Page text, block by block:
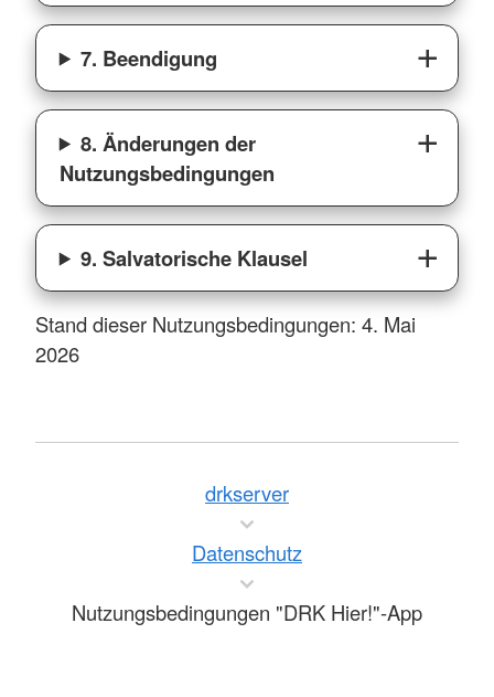
7. Beendigung
8. Änderungen der
Nutzungsbedingungen
9. Salvatorische Klausel
Stand dieser Nutzungsbedingungen: 4. Mai
2026
drkserver
Datenschutz
Nutzungsbedingungen "DRK Hier!"-App